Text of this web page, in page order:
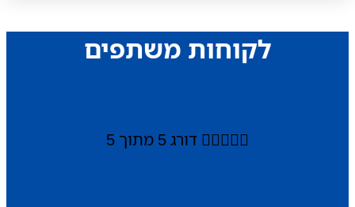
לקוחות משתפים
 דורג 5 מתוך 5